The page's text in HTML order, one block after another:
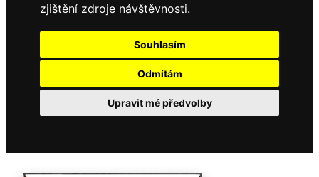
zjištění zdroje návštěvnosti.
Souhlasím
Odmítám
Upravit mé předvolby